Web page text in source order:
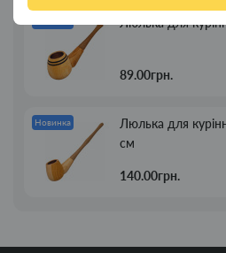
Люлька для
89.00грн.
Новинка
Люлька для
см
140.00грн.